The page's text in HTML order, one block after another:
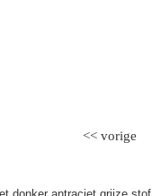
<< vorige